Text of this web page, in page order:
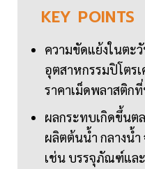
KEY POINTS
ความขัดแย้งในตะ
อุตสาหกรรมปิโตร
ราคาเม็ดพลาสติก
ผลกระทบเกิดขึ้นต
ผลิตต้นน้ำ กลางน้
เช่น บรรจุภัณฑ์แล